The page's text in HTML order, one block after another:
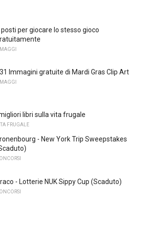
posti per giocare lo stesso gioco
Immagini gratuite di Mardi Gras Clip Art
migliori libri sulla vita frugale
FRUGALE
- New York Trip Sweepstakes
- Lotterie NUK Sippy Cup (Scaduto)